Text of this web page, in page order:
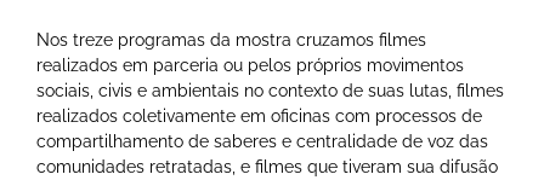
Nos treze programas da mostra cruzamos filmes
realizados em parceria ou pelos próprios movimentos
sociais, civis e ambientais no contexto de suas lutas, filmes
realizados coletivamente em oficinas com processos de
compartilhamento de saberes e centralidade de voz das
comunidades retratadas, e filmes que tiveram sua difusão